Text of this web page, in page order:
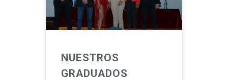
NUESTROS
GRADUADOS